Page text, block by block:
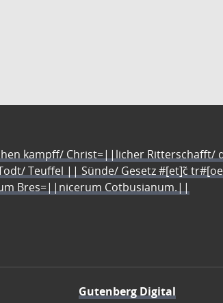
kampff/ Christ=||licher Ritterschafft/
Teuffel || Sünde/ Gesetz #[et]c̃
Bres=||nicerum Cotbusianum.||
Gutenberg Digital